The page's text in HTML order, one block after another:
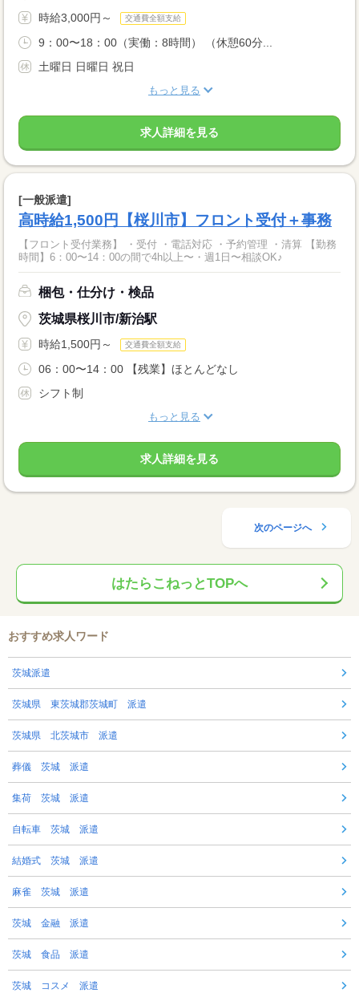
時給3,000円～ 交通費全額支給
9：00〜18：00（実働：8時間） （休憩60分...
土曜日 日曜日 祝日
もっと見る
求人詳細を見る
[一般派遣]
高時給1,500円【桜川市】フロント受付＋事務
【フロント受付業務】 ・受付 ・電話対応 ・予約管理 ・清算 【勤務
時間】6：00〜14：00の間で4h以上〜・週1日〜相談OK♪
梱包・仕分け・検品
茨城県桜川市/新治駅
時給1,500円～ 交通費全額支給
06：00〜14：00 【残業】ほとんどなし
シフト制
もっと見る
求人詳細を見る
次のページへ
はたらこねっとTOPへ
おすすめ求人ワード
茨城派遣
茨城県 東茨城郡茨城町 派遣
茨城県 北茨城市 派遣
葬儀 茨城 派遣
集荷 茨城 派遣
自転車 茨城 派遣
結婚式 茨城 派遣
麻雀 茨城 派遣
茨城 金融 派遣
茨城 食品 派遣
茨城 コスメ 派遣